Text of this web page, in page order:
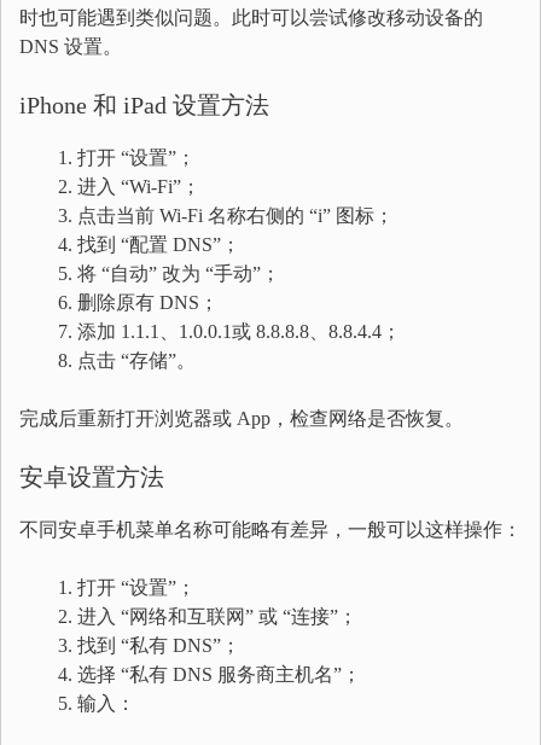
时也可能遇到类似问题。此时可以尝试修改移动设备的
DNS 设置。
iPhone 和 iPad 设置方法
打开 “设置”；
进入 “Wi-Fi”；
点击当前 Wi-Fi 名称右侧的 “i” 图标；
找到 “配置 DNS”；
将 “自动” 改为 “手动”；
删除原有 DNS；
添加 1.1.1、1.0.0.1或 8.8.8.8、8.8.4.4；
点击 “存储”。
完成后重新打开浏览器或 App，检查网络是否恢复。
安卓设置方法
不同安卓手机菜单名称可能略有差异，一般可以这样操作：
打开 “设置”；
进入 “网络和互联网” 或 “连接”；
找到 “私有 DNS”；
选择 “私有 DNS 服务商主机名”；
输入：